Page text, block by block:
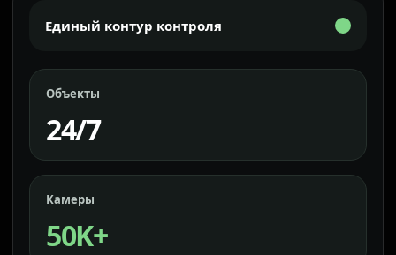
Единый контур контроля
Объекты
24/7
Камеры
50K+